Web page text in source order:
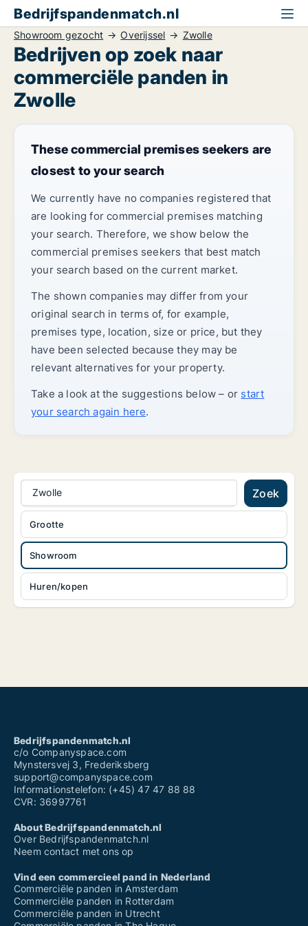
Bedrijfspandenmatch.nl
Showroom gezocht Overijssel Zwolle
Bedrijven op zoek naar
commerciële panden in
Zwolle
These commercial premises seekers are
closest to your search
We currently have no companies registered that
are looking for commercial premises matching
your search. Therefore, we show below the
commercial premises seekers that best match
your search based on the current market.
The shown companies may differ from your
original search in terms of, for example,
premises type, location, size or price, but they
have been selected because they may be
relevant alternatives for your property.
Take a look at the suggestions below – or start
your search again here.
Zwolle Zoek
Showroom
Huren/kopen
Grootte
Bedrijfspandenmatch.nl
c/o Companyspace.com
Mynstersvej 3, Frederiksberg
support@companyspace.com
Informationstelefon: (+45) 47 47 88 88
CVR: 36997761
About Bedrijfspandenmatch.nl
Over Bedrijfspandenmatch.nl
Neem contact met ons op
Vind een commercieel pand in Nederland
Commerciële panden in Amsterdam
Commerciële panden in Rotterdam
Commerciële panden in Utrecht